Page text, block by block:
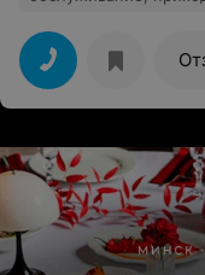
проведённое время.